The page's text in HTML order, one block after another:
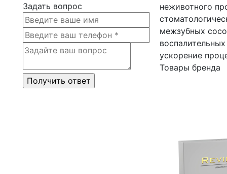
Задать вопрос
неживотного
межзубных
ускорение
Товары бренда